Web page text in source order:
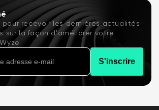
pour recevoir les dernières actualités
sur la façon d'améliorer votre
S'inscrire